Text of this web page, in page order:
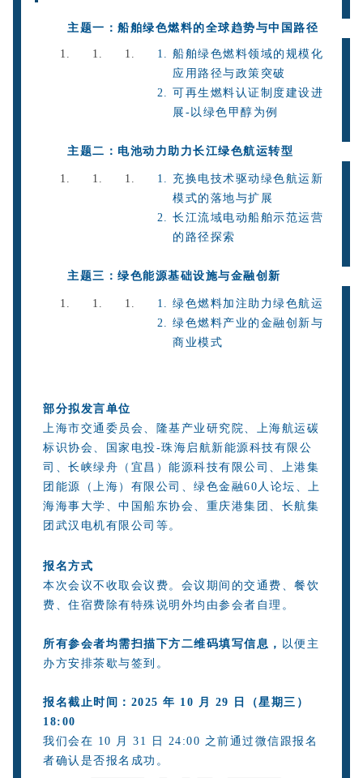
主题一：船舶绿色燃料的全球趋势与中国路径
船舶绿色燃料领域的规模化
应用路径与政策突破
可再生燃料认证制度建设进
展-以绿色甲醇为例
主题二： 电池动力助力长江绿色航运转型
充换电技术驱动绿色航运新
模式的落地与扩展
长江流域电动船舶示范运营
的路径探索
主题三：绿色能源基础设施与金融创新
绿色燃料加注助力绿色航运
绿色燃料产业的金融创新与
商业模式
部分拟发言单位
上海市交通委员会、隆基产业研究院、上海航运碳
标识协会、国家电投-珠海启航新能源科技有限公
司、长峡绿舟（宜昌）能源科技有限公司、上港集
团能源（上海）有限公司、绿色金融60人论坛、上
海海事大学、中国船东协会、重庆港集团、长航集
团武汉电机有限公司等 。
报名方式
本次会议不收取会议费。会议期间的交通费、餐饮
费、住宿费除有特殊说明外均由参会者自理。
所有参会者均需扫描下方二维码填写信息， 以便主
办方安排茶歇与签到。
报名截止时间：2025 年 10 月 29 日（星期三）
18:00
我们会在 10 月 31 日 24:00 之前通过微信跟报名
者确认是否报名成功。